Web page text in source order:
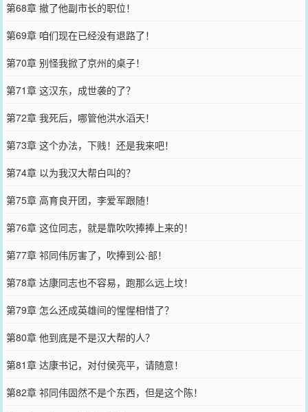
第68章 撤了他副市长的职位！
第69章 咱们现在已经没有退路了！
第70章 别怪我掀了京州的桌子！
第71章 这汉东，成世袭的了？
第72章 我死后，哪管他洪水滔天！
第73章 这个办法，下贱！还是我来吧！
第74章 以为我汉大帮白叫的？
第75章 高育良开团，李爱军跟随！
第76章 这位同志，就是靠吹吹捧捧上来的！
第77章 祁同伟厉害了，吹捧到公·部！
第78章 达康同志也不容易，跑那么远上坟！
第79章 怎么还成英雄间的惺惺相惜了？
第80章 他到底是不是汉大帮的人？
第81章 达康书记，对付侯亮平，请随意！
第82章 祁同伟固然不是个东西，但是这个陈！